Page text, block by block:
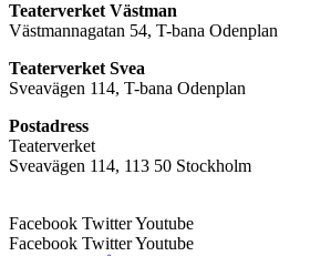
Teaterverket Västman
Västmannagatan 54, T-bana Odenplan
Teaterverket Svea
Sveavägen 114, T-bana Odenplan
Postadress
Teaterverket
Sveavägen 114, 113 50 Stockholm
Facebook TwitterYoutube
Facebook TwitterYoutube